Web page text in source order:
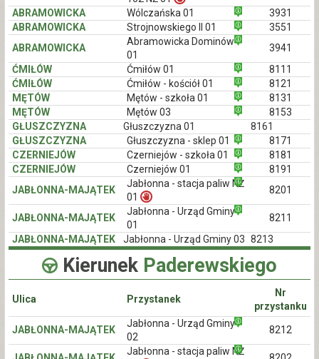
ABRAMOWICKA
Wólczańska 01
3931
ABRAMOWICKA
Strojnowskiego II 01
3551
ABRAMOWICKA
Abramowicka Dominów
01
3941
ĆMIŁÓW
Ćmiłów 01
8111
ĆMIŁÓW
Ćmiłów - kościół 01
8121
MĘTÓW
Mętów - szkoła 01
8131
MĘTÓW
Mętów 03
8153
GŁUSZCZYZNA
Głuszczyzna 01
8161
GŁUSZCZYZNA
Głuszczyzna - sklep 01
8171
CZERNIEJÓW
Czerniejów - szkoła 01
8181
CZERNIEJÓW
Czerniejów 01
8191
JABŁONNA-MAJĄTEK
Jabłonna - stacja paliw NŻ
01
8201
JABŁONNA-MAJĄTEK
Jabłonna - Urząd Gminy
01
8211
JABŁONNA-MAJĄTEK
Jabłonna - Urząd Gminy 03 8213
Kierunek Paderewskiego
Ulica Przystanek
Nr
przystanku
JABŁONNA-MAJĄTEK
Jabłonna - Urząd Gminy
02
8212
Jabłonna - stacja paliw NŻ